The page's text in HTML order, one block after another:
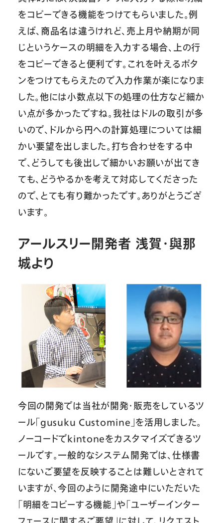
をコピーできる機能をつけてもらいました。例
えば、商品名は違うけれど、売上月や納期が同
じというケースの明細を入力する場合、上の行
をコピーできると便利です。これを叶えるボタ
ンをつけてもらえたので入力作業が楽になりま
した。他には小数点以下の処理の仕方など細か
い点が多かったですね。我社はドルの取引が多
いので、ドルから円への計算処理については細
かい要望を出しました。打ち合わせをする中
で、どうしても後出しで細かいお願いが出てき
ても、どうやるかを考えて対応してくださった
ので、とても有り難かったです。ありがとうござ
います。
アールスリー開発者 浅賀・與那
城より
今回の開発では当社が開発・販売をしているツ
ール「gusuku Customine」を活用しました。
ノーコードでkintoneをカスタマイズできるツ
ールです。一般的なシステム開発では、仕様書
にないご要望を反映することは難しいとされて
いますが、今回のように開発途中にいただいた
「明細をコピーする機能」や「ユーザーインター